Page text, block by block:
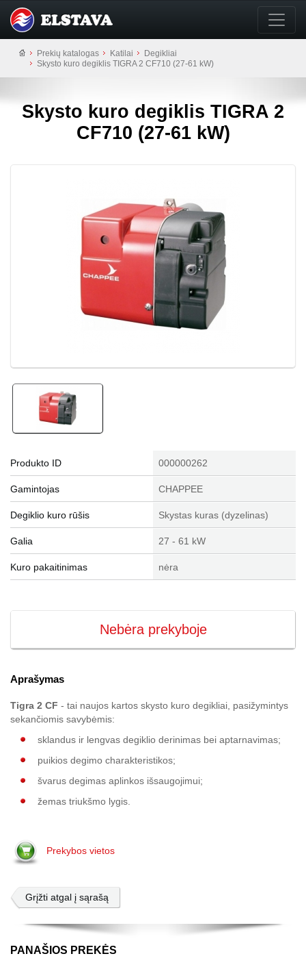
Prekių katalogas Katilai
Degikliai
Skysto kuro degiklis TIGRA 2 CF710 (27-61 kW)
Skysto kuro degiklis TIGRA 2
CF710 (27-61 kW)
Produkto ID 000000262
Gamintojas CHAPPEE
Degiklio kuro rūšis Skystas kuras (dyzelinas)
Galia 27 - 61 kW
Kuro pakaitinimas nėra
Nebėra prekyboje
Aprašymas
Tigra 2 CF - tai naujos kartos skysto kuro degikliai, pasižymintys
sekančiomis savybėmis:
sklandus ir lengvas degiklio derinimas bei aptarnavimas;
puikios degimo charakteristikos;
švarus degimas aplinkos išsaugojimui;
žemas triukšmo lygis.
Prekybos vietos
Grįžti atgal į sąrašą
PANAŠIOS PREKĖS